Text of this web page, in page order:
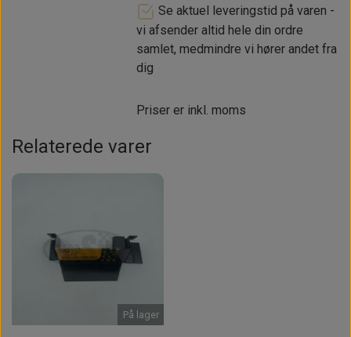
Se aktuel leveringstid på varen -
vi afsender altid hele din ordre
samlet, medmindre vi hører andet fra
dig
Priser er inkl. moms
Relaterede varer
På lager